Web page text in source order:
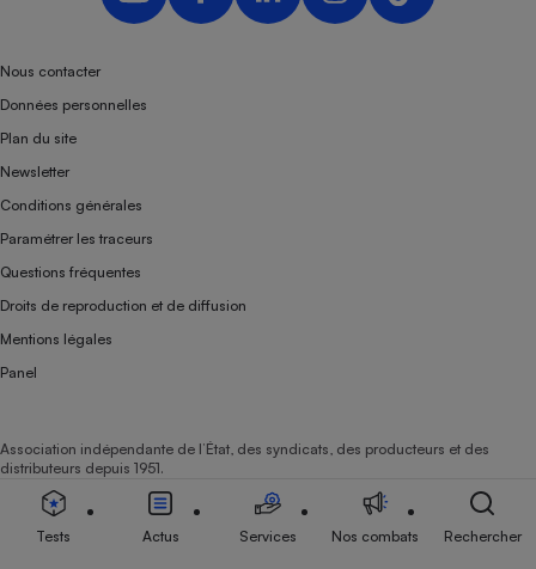
Nous contacter
Données personnelles
Plan du site
Newsletter
Conditions générales
Paramétrer les traceurs
Questions fréquentes
Droits de reproduction et de diffusion
Mentions légales
Panel
Association indépendante de l’État, des syndicats, des producteurs et des
distributeurs depuis 1951.
Tests Actus Services Nos combats Rechercher